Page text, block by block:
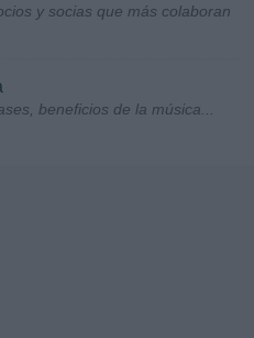
y socias que más colaboran
beneficios de la música...